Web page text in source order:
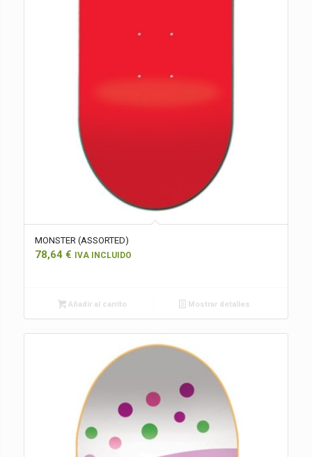
MONSTER (ASSORTED)
78,64 € IVA INCLUIDO
Añadir al carrito Mostrar detalles